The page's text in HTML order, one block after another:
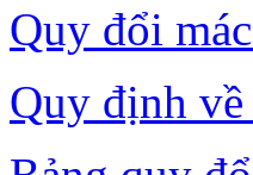
Quy đổi
Quy định